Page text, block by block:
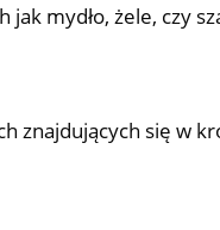
jak mydło, żele, czy
znajdujących się w